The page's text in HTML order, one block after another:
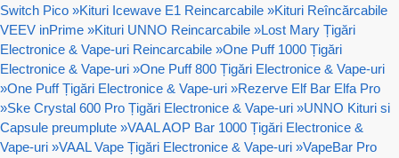
Switch Pico »Kituri Icewave E1 Reincarcabile »Kituri Reîncărcabile
VEEV inPrime »Kituri UNNO Reincarcabile »Lost Mary Țigări
Electronice & Vape-uri Reincarcabile »One Puff 1000 Țigări
Electronice & Vape-uri »One Puff 800 Țigări Electronice & Vape-uri
»One Puff Țigări Electronice & Vape-uri »Rezerve Elf Bar Elfa Pro
»Ske Crystal 600 Pro Țigări Electronice & Vape-uri »UNNO Kituri si
Capsule preumplute »VAAL AOP Bar 1000 Țigări Electronice &
Vape-uri »VAAL Vape Țigări Electronice & Vape-uri »VapeBar Pro